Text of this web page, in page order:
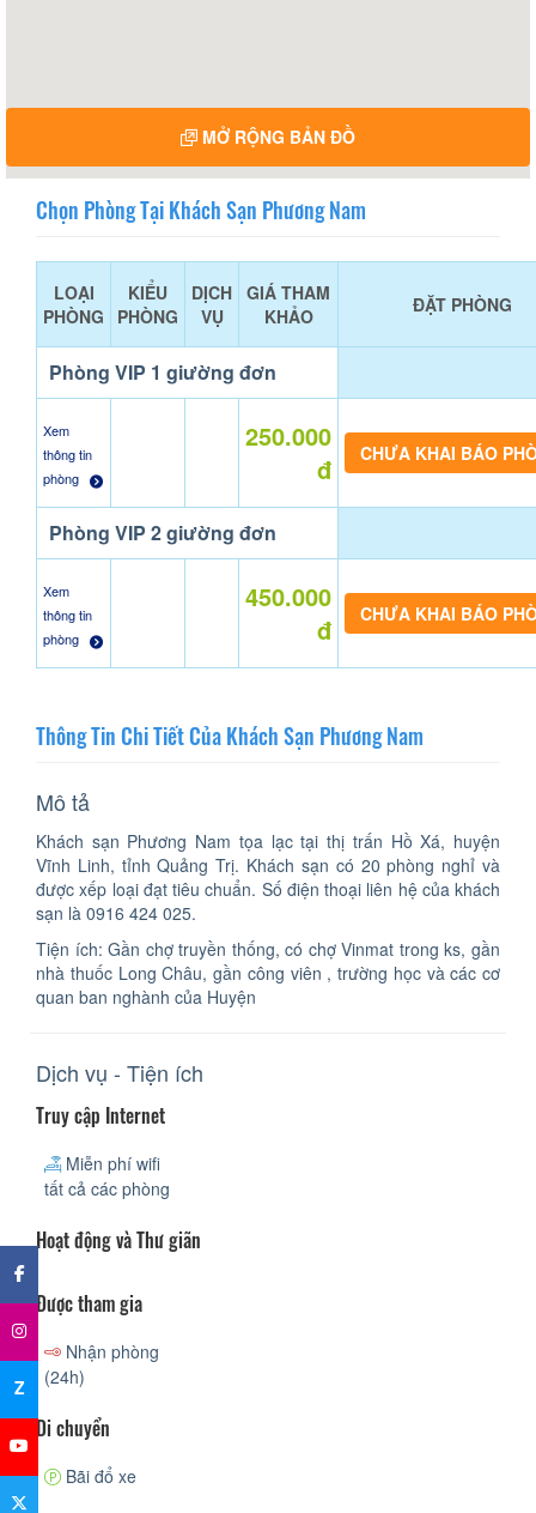
MỞ RỘNG BẢN ĐỒ
Chọn Phòng Tại Khách Sạn Phương Nam
LOẠI
PHÒNG
KIỂU
PHÒNG
DỊCH
VỤ
GIÁ THAM
KHẢO
ĐẶT PHÒNG
Phòng VIP 1 giường đơn
Xem
thông tin
phòng
250.000
đ
CHƯA KHAI BÁO
Phòng VIP 2 giường đơn
Xem
thông tin
phòng
450.000
đ
CHƯA KHAI BÁO
Thông Tin Chi Tiết Của Khách Sạn Phương Nam
Mô tả
Khách sạn Phương Nam tọa lạc tại thị trấn Hồ Xá, huyện
Vĩnh Linh, tỉnh Quảng Trị. Khách sạn có 20 phòng nghỉ và
được xếp loại đạt tiêu chuẩn. Số điện thoại liên hệ của khách
sạn là 0916 424 025.
Tiện ích: Gần chợ truyền thống, có chợ Vinmat trong ks, gần
nhà thuốc Long Châu, gần công viên , trường học và các cơ
quan ban nghành của Huyện
Dịch vụ - Tiện ích
Truy cập Internet
Miễn phí wifi
tất cả các phòng
Hoạt động và Thư giãn
Được tham gia
Nhận phòng
(24h)
Di chuyển
Bãi đổ xe
×
Z